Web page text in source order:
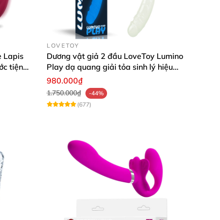
không thể bỏ qua
Lapis
tiện
LOVETOY
Dương vật giả 2 đầu LoveToy Lumino
Play dạ quang giải tỏa sinh lý hiệu
quả
980.000₫
1.750.000₫
-44%
(677)